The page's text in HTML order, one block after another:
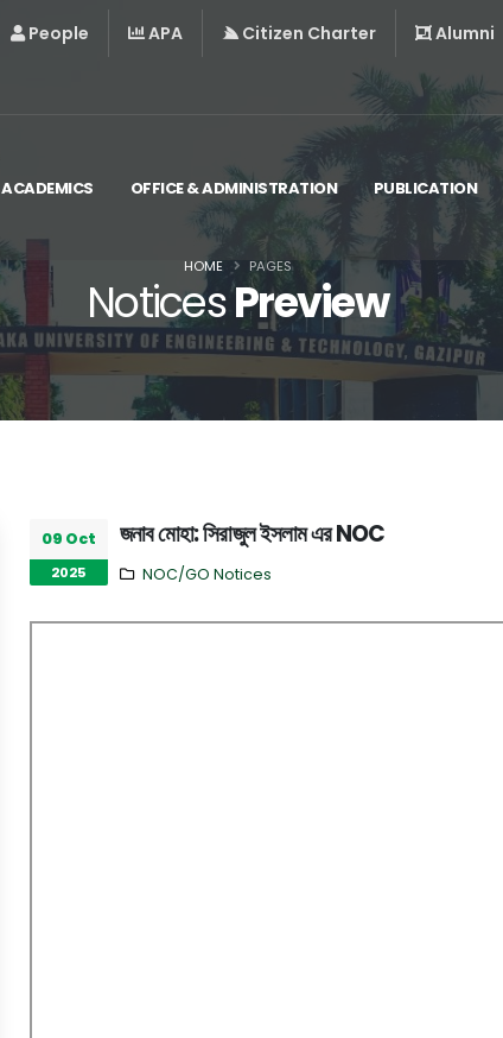
People APA Citizen Charter
Alumni
ACADEMICS OFFICE & ADMINISTRATION PUBLICATION
NoticesPreview
HOME PAGES
09 Oct
2025
জনাব মোহা: সিরাজুল ইসলাম এর NOC
NOC/GO Notices